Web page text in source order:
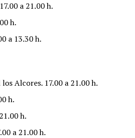
17.00 a 21.00 h.
h.
a 13.30 h.
Alcores. 17.00 a 21.00 h.
h.
h.
a 21.00 h.